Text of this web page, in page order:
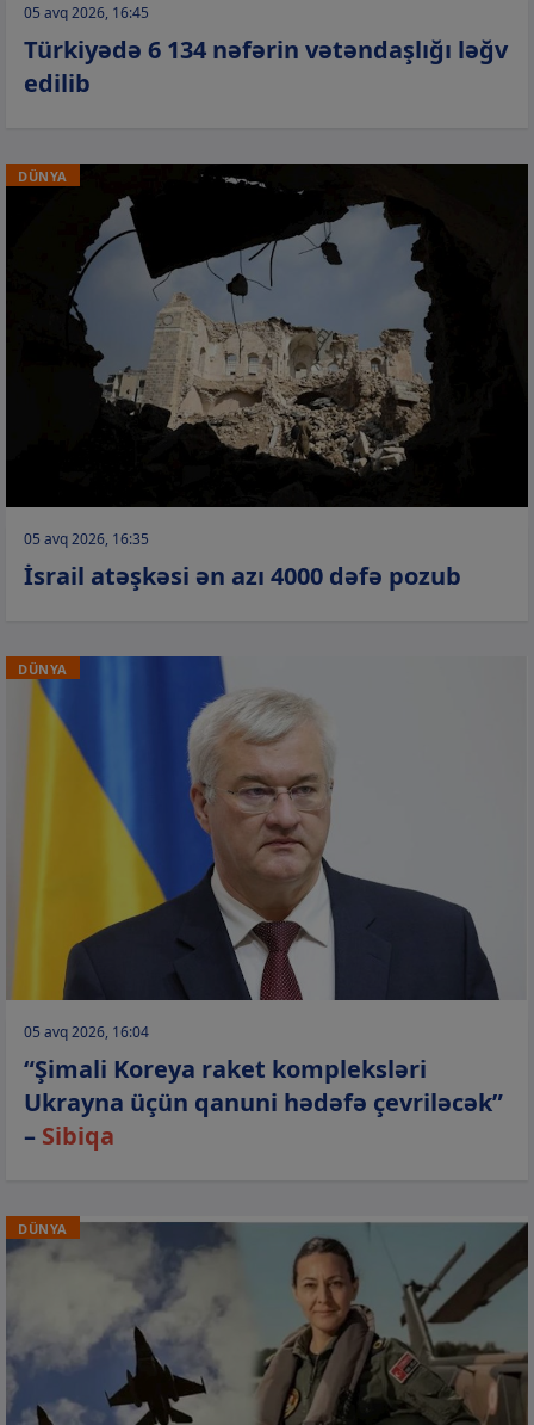
05 avq 2026, 16:45
Türkiyədə 6 134 nəfərin vətəndaşlığı ləğv
edilib
DÜNYA
05 avq 2026, 16:35
İsrail atəşkəsi ən azı 4000 dəfə pozub
DÜNYA
05 avq 2026, 16:04
“Şimali Koreya raket kompleksləri
Ukrayna üçün qanuni hədəfə çevriləcək”
– Sibiqa
DÜNYA